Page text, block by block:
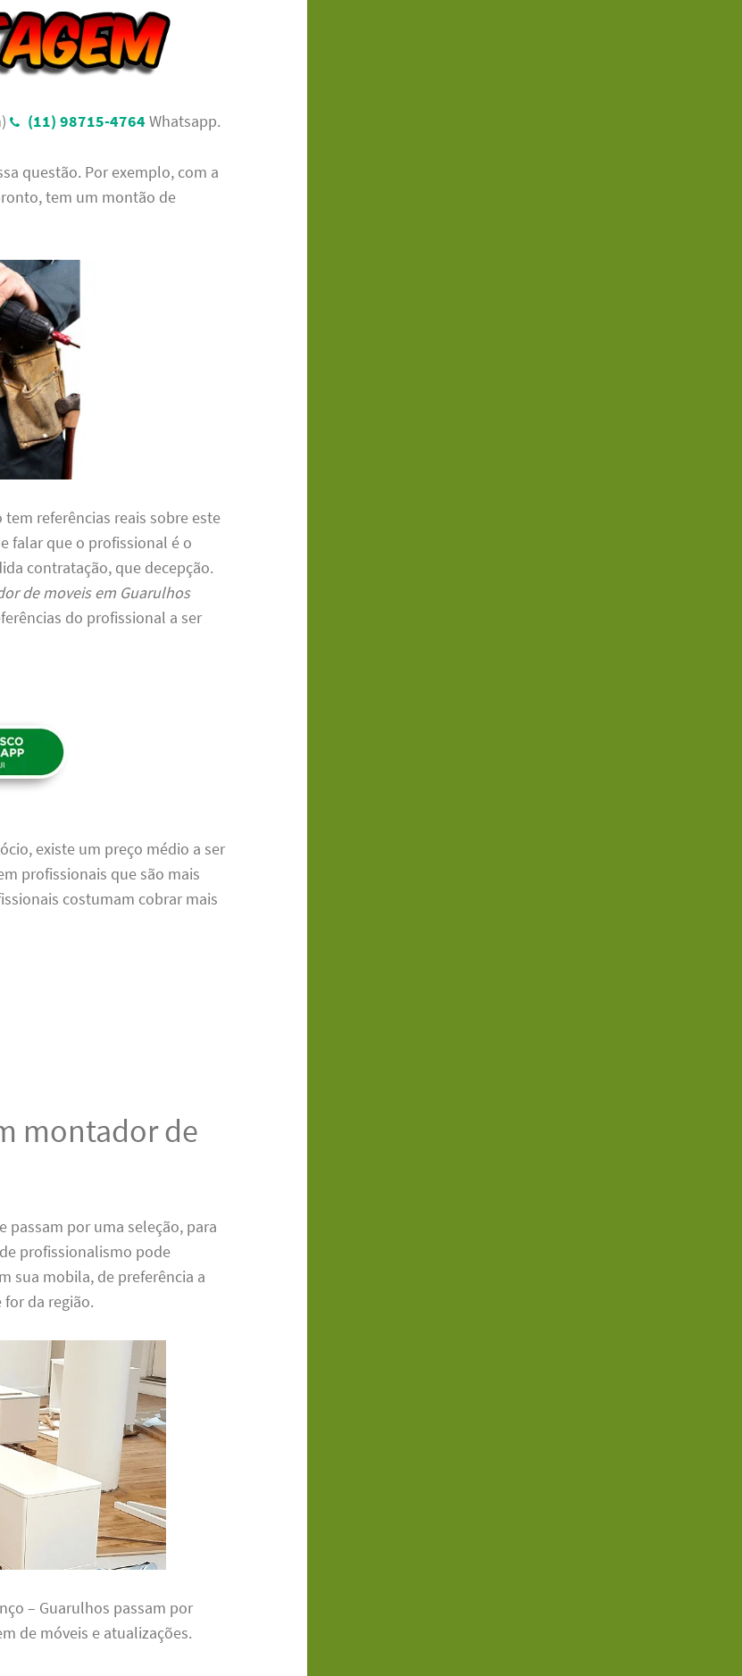
(11) 98715-4764 Whatsapp.
questão. Por exemplo, com a
tem um montão de
referências reais sobre este
falar que o profissional é o
contratação, que decepção.
de moveis em Guarulhos
do profissional a ser
existe um preço médio a ser
profissionais que são mais
costumam cobrar mais
montador de
passam por uma seleção, para
profissionalismo pode
sua mobila, de preferência a
for da região.
– Guarulhos passam por
de móveis e atualizações.